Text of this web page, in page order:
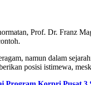
Prof. Dr. Franz
namun dalam
posisi istimewa,